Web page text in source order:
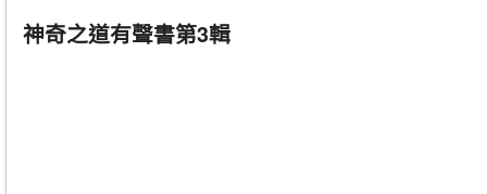
神奇之道有聲書第3輯